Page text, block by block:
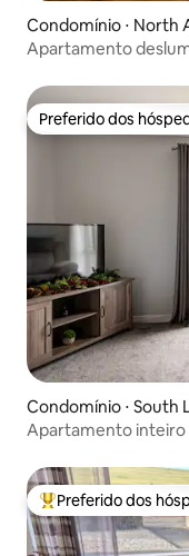
Condomínio ⋅ North
Apartamento
Preferido dos
Preferido dos
Condomínio ⋅ South
Apartamento
Entre os melhores
Preferido dos